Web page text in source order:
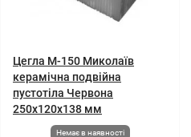
Цегла М-150 Миколаїв
керамічна подвійна
пустотіла Червона
250х120х138 мм
Немає в наявності